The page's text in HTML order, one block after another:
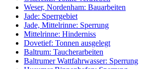
Weser, Nordenham: Bauarbeiten
Jade: Sperrgebiet
Jade, Mittelrinne: Sperrung
Mittelrinne: Hinderniss
Dovetief: Tonnen ausgelegt
Baltrum: Taucherarbeiten
Baltrumer Wattfahrwasser: Sperrung